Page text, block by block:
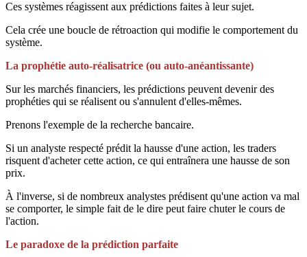
Ces systèmes réagissent aux prédictions faites à leur sujet.
Cela crée une boucle de rétroaction qui modifie le comportement du
système.
La prophétie auto-réalisatrice (ou auto-anéantissante)
Sur les marchés financiers, les prédictions peuvent devenir des
prophéties qui se réalisent ou s'annulent d'elles-mêmes.
Prenons l'exemple de la recherche bancaire.
Si un analyste respecté prédit la hausse d'une action, les traders
risquent d'acheter cette action, ce qui entraînera une hausse de son
prix.
À l'inverse, si de nombreux analystes prédisent qu'une action va mal
se comporter, le simple fait de le dire peut faire chuter le cours de
l'action.
Le paradoxe de la prédiction parfaite